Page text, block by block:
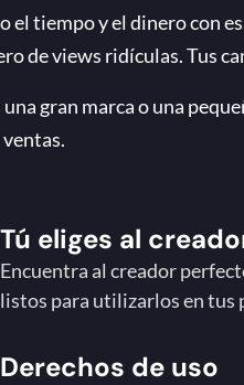
el tiempo y el dinero con
de views ridículas. Tus
gran marca o una
Tú eliges al
Encuentra al creador
listos para utilizarlos en tus
Derechos de uso